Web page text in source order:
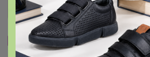
История проведённых выкупов
Cтраничка организатора